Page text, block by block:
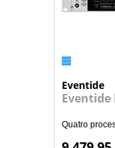
Eventide
Eventide
Quatro